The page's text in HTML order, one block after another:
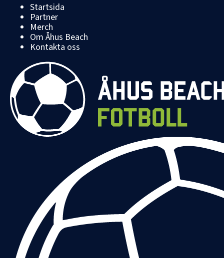
Startsida
Partner
Merch
Om Åhus Beach
Kontakta oss